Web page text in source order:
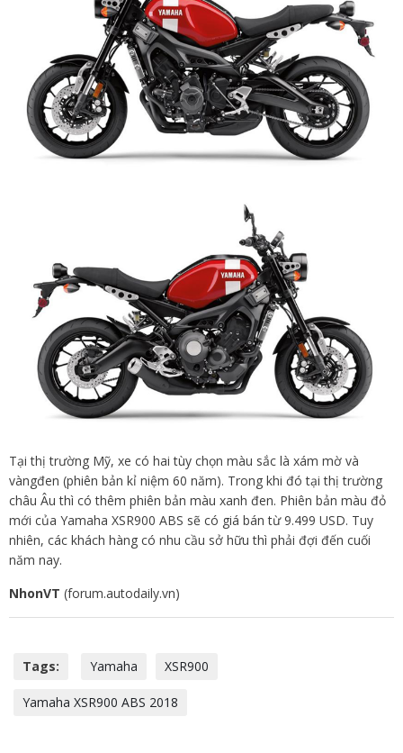
Tại thị trường Mỹ, xe có hai tùy chọn màu sắc là xám mờ và
vàngđen (phiên bản kỉ niệm 60 năm). Trong khi đó tại thị trường
châu Âu thì có thêm phiên bản màu xanh đen. Phiên bản màu đỏ
mới của Yamaha XSR900 ABS sẽ có giá bán từ 9.499 USD. Tuy
nhiên, các khách hàng có nhu cầu sở hữu thì phải đợi đến cuối
năm nay.
NhonVT (forum.autodaily.vn)
Tags: Yamaha XSR900
Yamaha XSR900 ABS 2018